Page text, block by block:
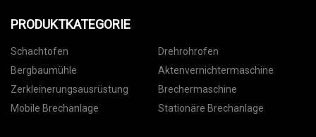
PRODUKTKATEGORIE
Schachtofen
Drehrohrofen
Bergbaumühle
Aktenvernichtermaschine
Zerkleinerungsausrüstung
Brechermaschine
Mobile Brechanlage
Stationäre Brechanlage